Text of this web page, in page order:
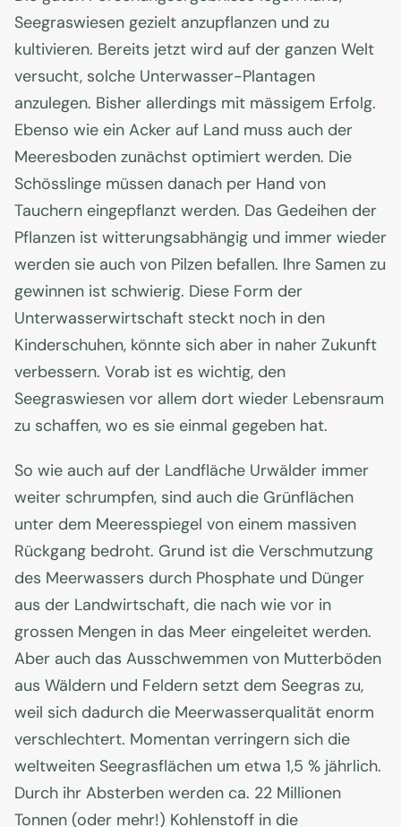
Seegraswiesen gezielt anzupflanzen und zu
kultivieren. Bereits jetzt wird auf der ganzen Welt
versucht, solche Unterwasser-Plantagen
anzulegen. Bisher allerdings mit mässigem Erfolg.
Ebenso wie ein Acker auf Land muss auch der
Meeresboden zunächst optimiert werden. Die
Schösslinge müssen danach per Hand von
Tauchern eingepflanzt werden. Das Gedeihen der
Pflanzen ist witterungsabhängig und immer wieder
werden sie auch von Pilzen befallen. Ihre Samen zu
gewinnen ist schwierig. Diese Form der
Unterwasserwirtschaft steckt noch in den
Kinderschuhen, könnte sich aber in naher Zukunft
verbessern. Vorab ist es wichtig, den
Seegraswiesen vor allem dort wieder Lebensraum
zu schaffen, wo es sie einmal gegeben hat.
So wie auch auf der Landfläche Urwälder immer
weiter schrumpfen, sind auch die Grünflächen
unter dem Meeresspiegel von einem massiven
Rückgang bedroht. Grund ist die Verschmutzung
des Meerwassers durch Phosphate und Dünger
aus der Landwirtschaft, die nach wie vor in
grossen Mengen in das Meer eingeleitet werden.
Aber auch das Ausschwemmen von Mutterböden
aus Wäldern und Feldern setzt dem Seegras zu,
weil sich dadurch die Meerwasserqualität enorm
verschlechtert. Momentan verringern sich die
weltweiten Seegrasflächen um etwa 1,5 % jährlich.
Durch ihr Absterben werden ca. 22 Millionen
Tonnen (oder mehr!) Kohlenstoff in die